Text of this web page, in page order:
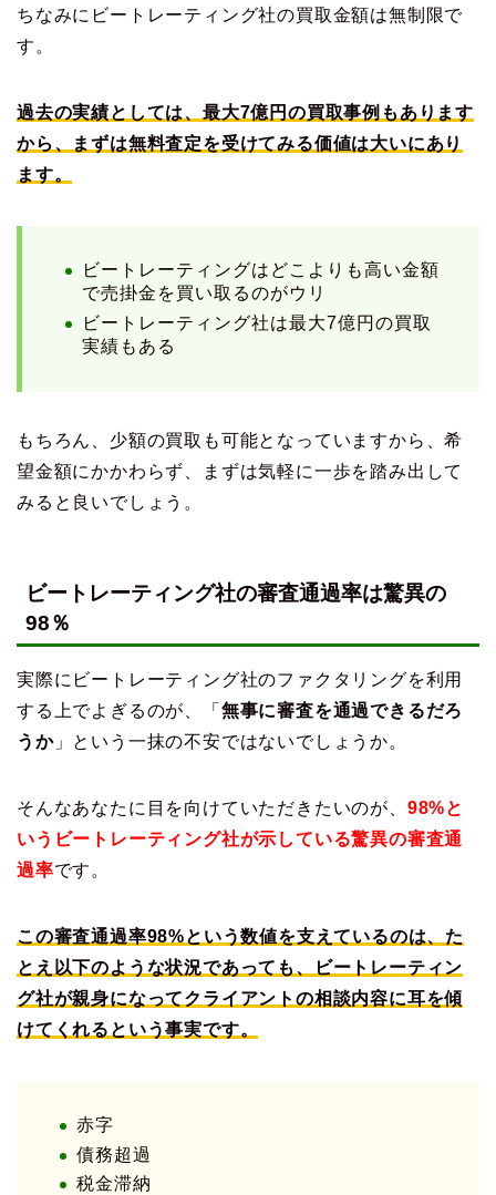
ちなみにビートレーティング社の買取金額は無制限で
す。
過去の実績としては、最大7億円の買取事例もあります
から、まずは無料査定を受けてみる価値は大いにあり
ます。
ビートレーティングはどこよりも高い金額
で売掛金を買い取るのがウリ
ビートレーティング社は最大7億円の買取
実績もある
もちろん、少額の買取も可能となっていますから、希
望金額にかかわらず、まずは気軽に一歩を踏み出して
みると良いでしょう。
ビートレーティング社の審査通過率は驚異の
98％
実際にビートレーティング社のファクタリングを利用
する上でよぎるのが、「 無事に審査を通過できるだろ
うか」という一抹の不安ではないでしょうか。
そんなあなたに目を向けていただきたいのが、 98%と
いうビートレーティング社が示している驚異の審査通
過率です。
この審査通過率98%という数値を支えているのは、た
とえ以下のような状況であっても、ビートレーティン
グ社が親身になってクライアントの相談内容に耳を傾
けてくれるという事実です。
赤字
債務超過
税金滞納